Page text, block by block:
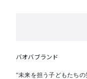
バオバブランド
“未来を担う子どもたち